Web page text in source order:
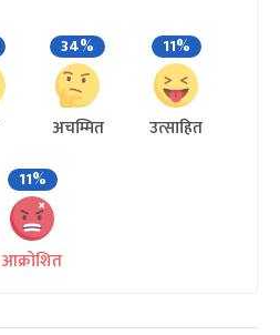
34%
अचम्मित
11%
उत्साहित
11%
आक्रोशित